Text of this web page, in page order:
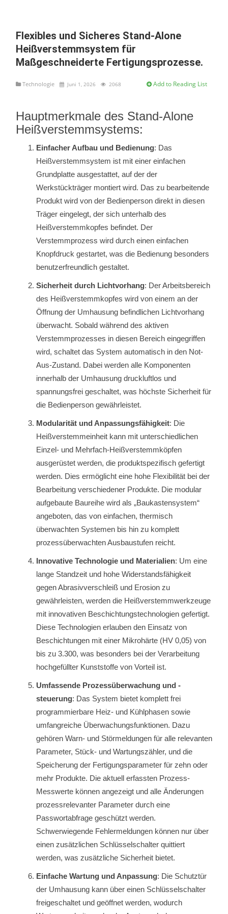
Flexibles und Sicheres Stand-Alone
Heißverstemmsystem für
Maßgeschneiderte Fertigungsprozesse.
Technologie Juni 1, 2026 2068 Add to Reading List
Hauptmerkmale des Stand-Alone
Heißverstemmsystems:
Einfacher Aufbau und Bedienung: Das
Heißverstemmsystem ist mit einer einfachen
Grundplatte ausgestattet, auf der der
Werkstückträger montiert wird. Das zu bearbeitende
Produkt wird von der Bedienperson direkt in diesen
Träger eingelegt, der sich unterhalb des
Heißverstemmkopfes befindet. Der
Verstemmprozess wird durch einen einfachen
Knopfdruck gestartet, was die Bedienung besonders
benutzerfreundlich gestaltet.
Sicherheit durch Lichtvorhang: Der Arbeitsbereich
des Heißverstemmkopfes wird von einem an der
Öffnung der Umhausung befindlichen Lichtvorhang
überwacht. Sobald während des aktiven
Verstemmprozesses in diesen Bereich eingegriffen
wird, schaltet das System automatisch in den Not-
Aus-Zustand. Dabei werden alle Komponenten
innerhalb der Umhausung druckluftlos und
spannungsfrei geschaltet, was höchste Sicherheit für
die Bedienperson gewährleistet.
Modularität und Anpassungsfähigkeit: Die
Heißverstemmeinheit kann mit unterschiedlichen
Einzel- und Mehrfach-Heißverstemmköpfen
ausgerüstet werden, die produktspezifisch gefertigt
werden. Dies ermöglicht eine hohe Flexibilität bei der
Bearbeitung verschiedener Produkte. Die modular
aufgebaute Baureihe wird als „Baukastensystem“
angeboten, das von einfachen, thermisch
überwachten Systemen bis hin zu komplett
prozessüberwachten Ausbaustufen reicht.
Innovative Technologie und Materialien: Um eine
lange Standzeit und hohe Widerstandsfähigkeit
gegen Abrasivverschleiß und Erosion zu
gewährleisten, werden die Heißverstemmwerkzeuge
mit innovativen Beschichtungstechnologien gefertigt.
Diese Technologien erlauben den Einsatz von
Beschichtungen mit einer Mikrohärte (HV 0,05) von
bis zu 3.300, was besonders bei der Verarbeitung
hochgefüllter Kunststoffe von Vorteil ist.
Umfassende Prozessüberwachung und -
steuerung: Das System bietet komplett frei
programmierbare Heiz- und Kühlphasen sowie
umfangreiche Überwachungsfunktionen. Dazu
gehören Warn- und Störmeldungen für alle relevanten
Parameter, Stück- und Wartungszähler, und die
Speicherung der Fertigungsparameter für zehn oder
mehr Produkte. Die aktuell erfassten Prozess-
Messwerte können angezeigt und alle Änderungen
prozessrelevanter Parameter durch eine
Passwortabfrage geschützt werden.
Schwerwiegende Fehlermeldungen können nur über
einen zusätzlichen Schlüsselschalter quittiert
werden, was zusätzliche Sicherheit bietet.
Einfache Wartung und Anpassung: Die Schutztür
der Umhausung kann über einen Schlüsselschalter
freigeschaltet und geöffnet werden, wodurch